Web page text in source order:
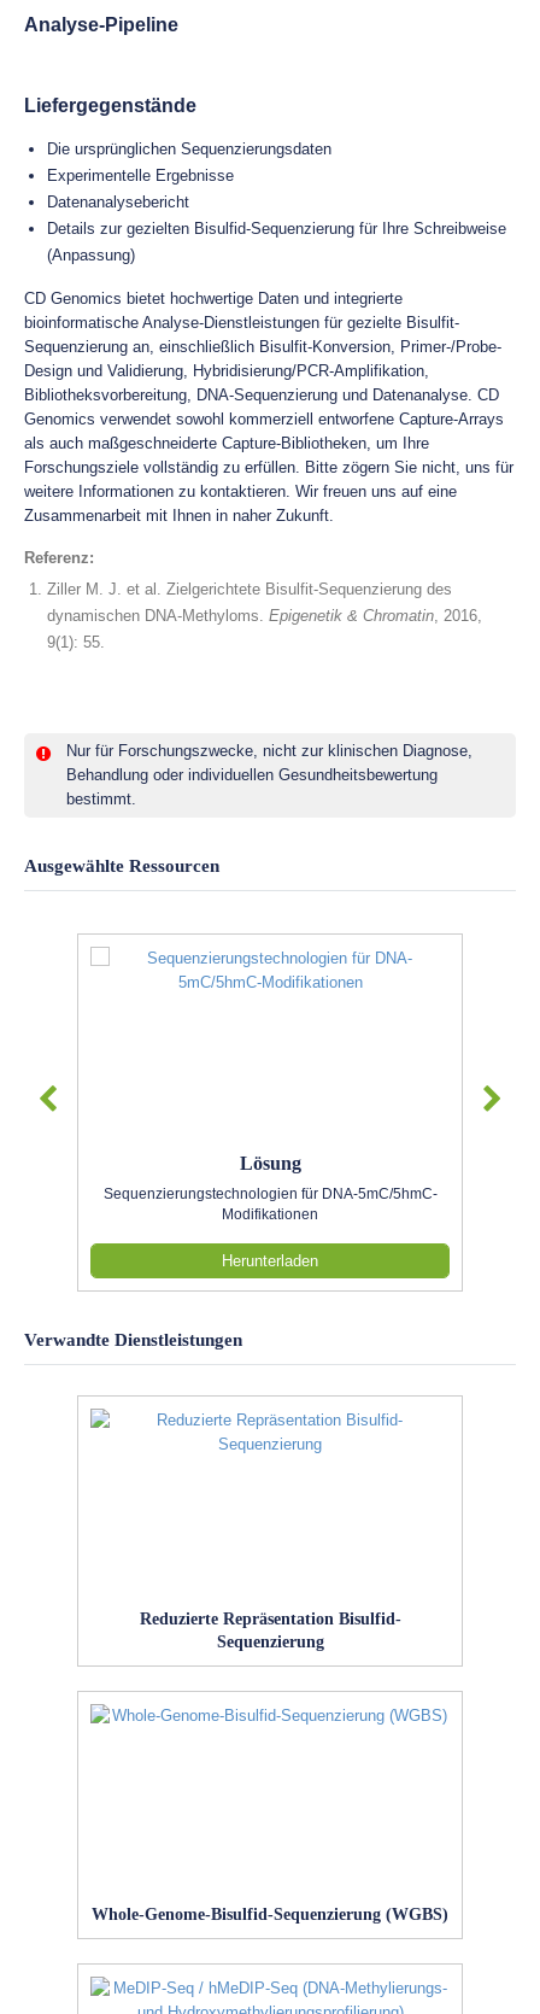
Analyse-Pipeline
Liefergegenstände
Die ursprünglichen Sequenzierungsdaten
Experimentelle Ergebnisse
Datenanalysebericht
Details zur gezielten Bisulfid-Sequenzierung für Ihre Schreibweise
(Anpassung)
CD Genomics bietet hochwertige Daten und integrierte
bioinformatische Analyse-Dienstleistungen für gezielte Bisulfit-
Sequenzierung an, einschließlich Bisulfit-Konversion, Primer-/Probe-
Design und Validierung, Hybridisierung/PCR-Amplifikation,
Bibliotheksvorbereitung, DNA-Sequenzierung und Datenanalyse. CD
Genomics verwendet sowohl kommerziell entworfene Capture-Arrays
als auch maßgeschneiderte Capture-Bibliotheken, um Ihre
Forschungsziele vollständig zu erfüllen. Bitte zögern Sie nicht, uns für
weitere Informationen zu kontaktieren. Wir freuen uns auf eine
Zusammenarbeit mit Ihnen in naher Zukunft.
Referenz:
Ziller M. J. et al. Zielgerichtete Bisulfit-Sequenzierung des
dynamischen DNA-Methyloms. Epigenetik & Chromatin, 2016,
9(1): 55.
Nur für Forschungszwecke, nicht zur klinischen Diagnose,
Behandlung oder individuellen Gesundheitsbewertung
bestimmt.
Ausgewählte Ressourcen
Lösung
Sequenzierungstechnologien für DNA-5mC/5hmC-
Modifikationen
Herunterladen
Verwandte Dienstleistungen
Reduzierte Repräsentation Bisulfid-
Sequenzierung
Whole-Genome-Bisulfid-Sequenzierung (WGBS)